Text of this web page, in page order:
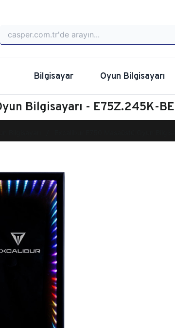
Bilgisayar Oyun Bilgisayarı
Bilgisayarı - E75Z.245K-